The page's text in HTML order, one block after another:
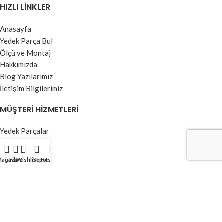
HIZLI LINKLER
Anasayfa
Yedek Parça Bul
Ölçü ve Montaj
Hakkımızda
Blog Yazılarımız
İletişim Bilgilerimiz
MÜŞTERI HIZMETLERI
Yedek Parçalar
Stor Perdeler
FiltreWishlistSepetHesabım